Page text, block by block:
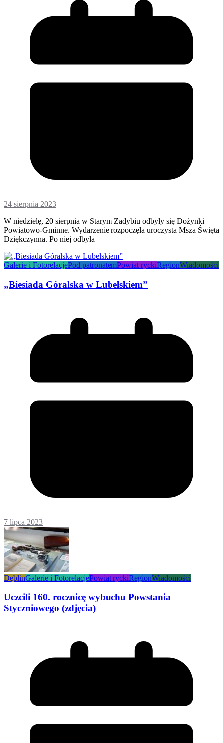
24 sierpnia 2023
W niedzielę, 20 sierpnia w Starym Zadybiu odbyły się Dożynki
Powiatowo-Gminne. Wydarzenie rozpoczęła uroczysta Msza Święta
Dziękczynna. Po niej odbyła
Galerie i FotorelacjePod patronatemPowiat ryckiRegionWiadomości
„Biesiada Góralska w Lubelskiem”
7 lipca 2023
DęblinGalerie i FotorelacjePowiat ryckiRegionWiadomości
Uczcili 160. rocznicę wybuchu Powstania
Styczniowego (zdjęcia)